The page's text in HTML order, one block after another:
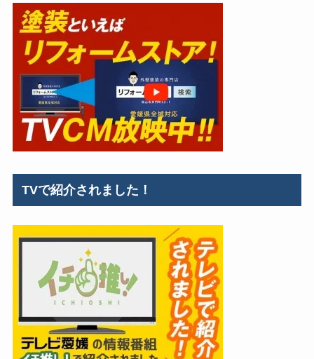
TVで紹介されました！